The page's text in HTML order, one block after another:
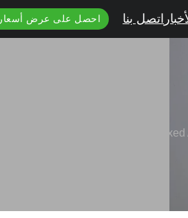
اتصل بنا احصل على عرض أسعار
Wholesale